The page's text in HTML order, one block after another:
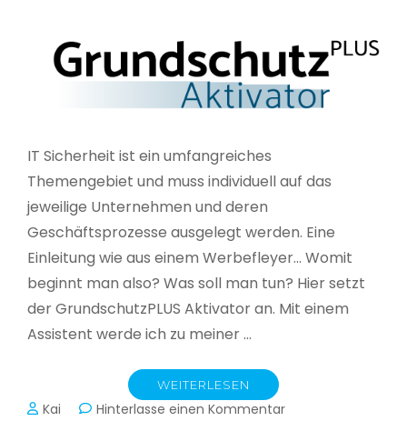
IT Sicherheit ist ein umfangreiches
Themengebiet und muss individuell auf das
jeweilige Unternehmen und deren
Geschäftsprozesse ausgelegt werden. Eine
Einleitung wie aus einem Werbefleyer… Womit
beginnt man also? Was soll man tun? Hier setzt
der GrundschutzPLUS Aktivator an. Mit einem
Assistent werde ich zu meiner …
WEITERLESEN
Kai Hinterlasse einen Kommentarzu